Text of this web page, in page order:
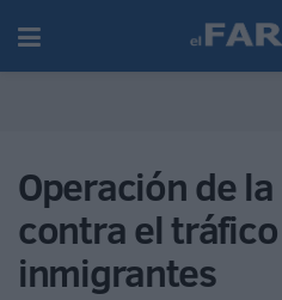
Operación de
contra el
inmigrantes